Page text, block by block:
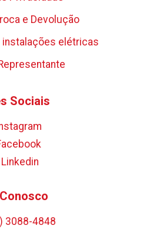
e Devolução
instalações elétricas
Sociais
Linkedin
3088-4848